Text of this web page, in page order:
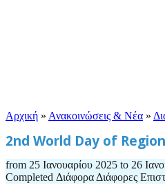
Αρχική » Ανακοινώσεις & Νέα »
2nd World Day of
from 25 Ιανουαρίου 2025 to 26
Completed ΔιάφοραΔιάφορες